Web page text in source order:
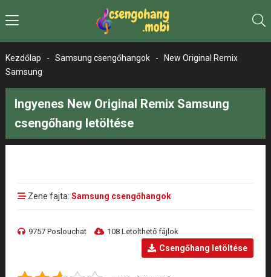
Kezdőlap - Samsung csengőhangok -
New Original Remix
Samsung
Ingyenes New Original Remix Samsung
csengőhang letöltése
Zene fajta: Samsung csengőhangok
9757 Poslouchat 108 Letölthető fájlok
Csengőhang letöltése